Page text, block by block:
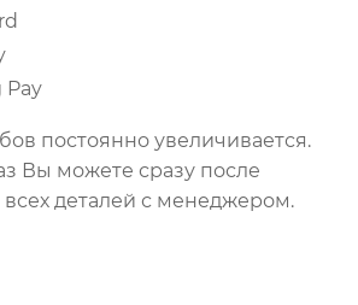
Pay
постоянно увеличивается.
Вы можете сразу после
всех деталей с менеджером.